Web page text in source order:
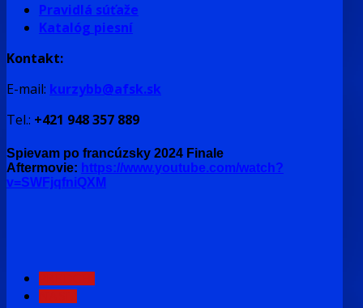
Pravidlá súťaže
Katalóg piesní
Kontakt:
E-mail: kurzybb@afsk.sk
Tel.: +421 948 357 889
Spievam po francúzsky 2024 Finale
Aftermovie: https://www.youtube.com/watch?
v=SWFjqfniQXM